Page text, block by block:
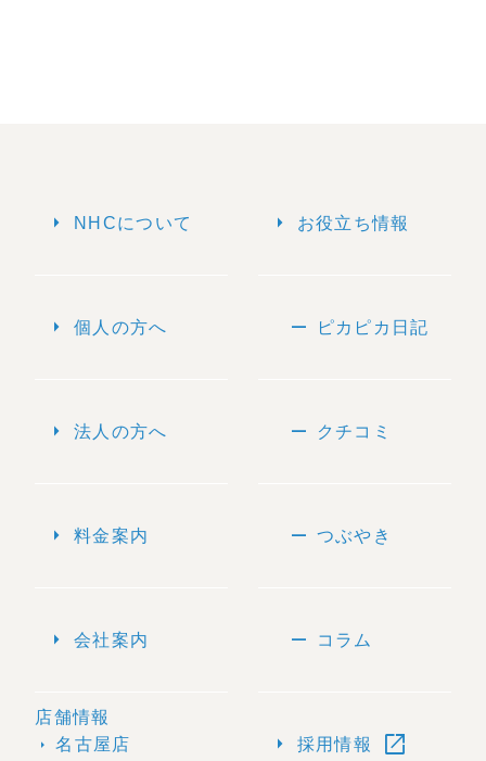
arrow_right NHCについて
arrow_right 個人の方へ
arrow_right 法人の方へ
arrow_right 料金案内
arrow_right 会社案内
店舗情報
arrow_right 名古屋店
arrow_right お役立ち情報
remove ピカピカ日記
remove クチコミ
remove つぶやき
remove コラム
arrow_right 採用情報 open_in_new